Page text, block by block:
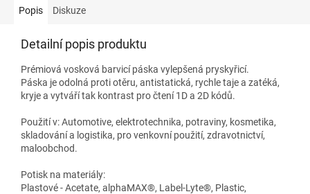
Popis
Diskuze
Detailní popis produktu
Prémiová vosková barvicí páska vylepšená pryskyřicí.
Páska je odolná proti otěru, antistatická, rychle taje a zatéká,
kryje a vytváří tak kontrast pro čtení 1D a 2D kódů.
Použití v: Automotive, elektrotechnika, potraviny, kosmetika,
skladování a logistika, pro venkovní použití, zdravotnictví,
maloobchod.
Potisk na materiály:
Plastové - Acetate, alphaMAX®, Label-Lyte®, Plastic,